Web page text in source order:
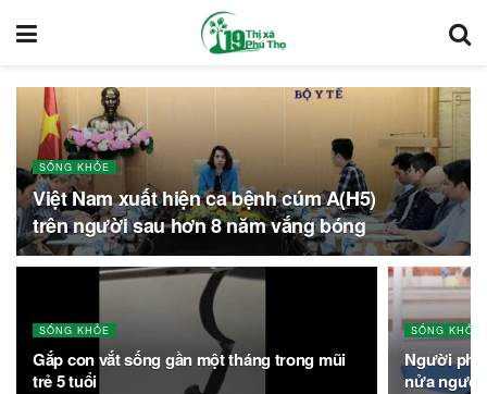
SỐNG KHỎE
Việt Nam xuất hiện ca bệnh cúm A(H5)
trên người sau hơn 8 năm vắng bóng
SỐNG KHỎE
Gắp con vắt sống gần một tháng trong mũi
trẻ 5 tuổi
SỐNG KHỎE
Người phụ
nửa người